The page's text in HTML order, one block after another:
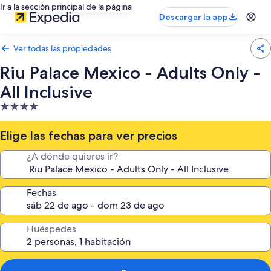
Ir a la sección principal de la página
Descargar la app
Ver todas las propiedades
Riu Palace Mexico - Adults Only -
All Inclusive
Propiedad
de
4.0
estrellas
Elige las fechas para ver precios
¿A dónde quieres ir?
Fechas
Huéspedes